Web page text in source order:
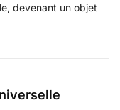
devenant un objet